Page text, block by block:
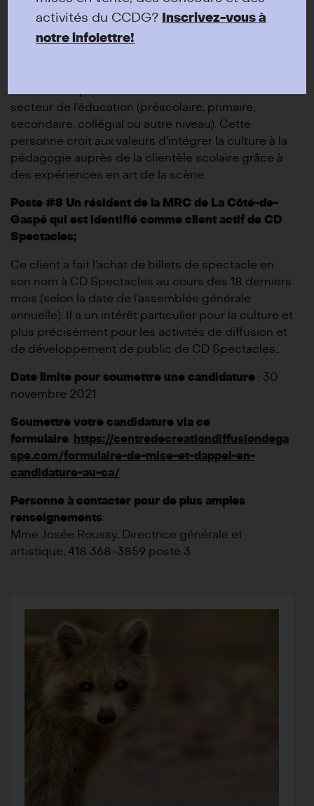
développement de public de CD Spectacles.
Poste #6 Un résident de la MRC de La Côté-de-
secteur de l’éducation (préscolaire, primaire,
secondaire, collégial ou autre niveau). Cette
personne croit aux valeurs d’intégrer la culture à la
pédagogie auprès de la clientèle scolaire grâce à
des expériences en art de la scène.
Poste #8 Un résident de la MRC de La Côté-de-
Gaspé qui est identifié comme client actif de CD
Spectacles;
Ce client a fait l’achat de billets de spectacle en
son nom à CD Spectacles au cours des 18 derniers
mois (selon la date de l’assemblée générale
annuelle). Il a un intérêt particulier pour la culture et
plus précisément pour les activités de diffusion et
de développement de public de CD Spectacles..
Date limite pour soumettre une candidature : 30
novembre 2021
Soumettre votre candidature via ce
formulaire: https://centredecreationdiffusiondega
spe.com/formulaire-de-mise-et-dappel-en-
candidature-au-ca/
Personne à contacter pour de plus amples
renseignements:
Mme Josée Roussy, Directrice générale et
artistique, 418 368-3859 poste 3
activités du CCDG? Inscrivez-vous à
notre infolettre!